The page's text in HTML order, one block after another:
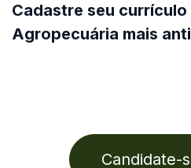
Cadastre seu
Agropecuária mais
Candidate-